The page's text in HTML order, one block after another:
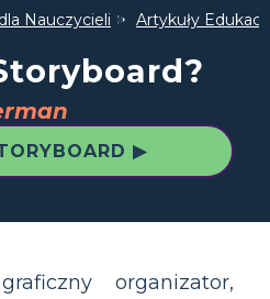
Nauczycieli Artykuły
▶
organizator,